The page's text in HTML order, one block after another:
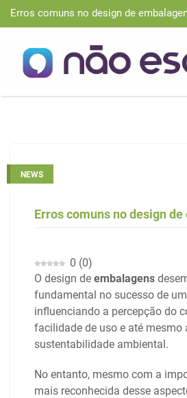
Erros comuns no design de
NEWS
Erros comuns no design
0 (0)
O design de embalagens
fundamental no sucesso de
influenciando a percepção do
facilidade de uso e até mesmo
sustentabilidade ambiental.
No entanto, mesmo com a
mais reconhecida desse